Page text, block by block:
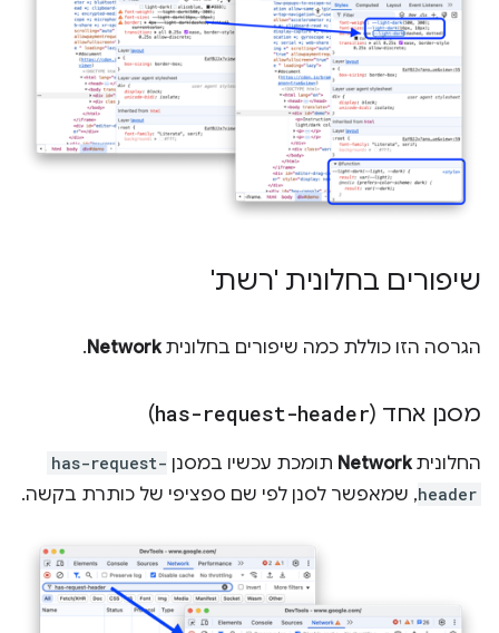
שיפורים בחלונית 'רשת'
הגרסה הזו כוללת כמה שיפורים בחלוניתNetwork
.
מסנן אחד (has-request-header
)
החלוניתNetwork תומכת עכשיו במסנן has-request-
header, שמאפשר לסנן לפי שם ספציפי של כותרת בקשה.